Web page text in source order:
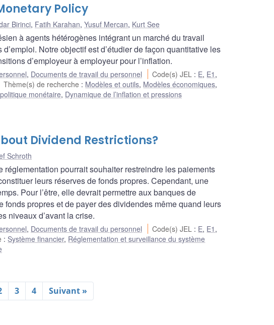
Policy
Birinci, Fatih Karahan, Yusuf Mercan, Kurt See
à agents hétérogènes intégrant un marché du travail
Notre objectif est d’étudier de façon quantitative les
d’employeur à employeur pour l’inflation.
, Documents de travail du personnel Code(s) JEL : E, E1 ,
Thème(s) de recherche : Modèles et outils, Modèles économiques,
monétaire, Dynamique de l’inflation et pressions
Dividend Restrictions?
Schroth
réglementation pourrait souhaiter restreindre les paiements
leurs réserves de fonds propres. Cependant, une
Pour l’être, elle devrait permettre aux banques de
fonds propres et de payer des dividendes même quand leurs
niveaux d’avant la crise.
, Documents de travail du personnel Code(s) JEL : E, E1 ,
: Système financier, Réglementation et surveillance du système
3 4 Suivant »